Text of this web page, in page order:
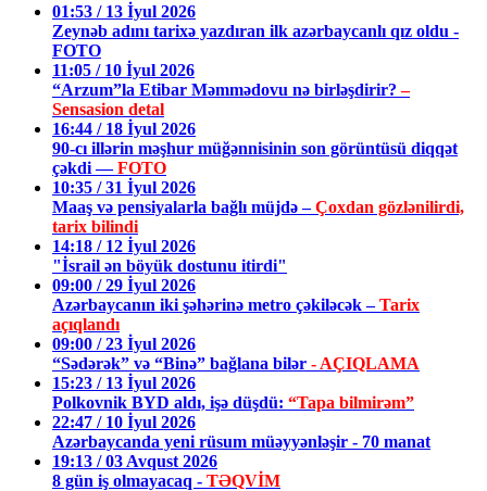
01:53 / 13 İyul 2026
Zeynəb adını tarixə yazdıran ilk azərbaycanlı qız oldu -
FOTO
11:05 / 10 İyul 2026
“Arzum”la Etibar Məmmədovu nə birləşdirir?–
Sensasion detal
16:44 / 18 İyul 2026
90-cı illərin məşhur müğənnisinin son görüntüsü diqqət
çəkdi —FOTO
10:35 / 31 İyul 2026
Maaş və pensiyalarla bağlı müjdə –Çoxdan gözlənilirdi,
tarix bilindi
14:18 / 12 İyul 2026
"İsrail ən böyük dostunu itirdi"
09:00 / 29 İyul 2026
Azərbaycanın iki şəhərinə metro çəkiləcək –Tarix
açıqlandı
09:00 / 23 İyul 2026
“Sədərək” və “Binə” bağlana bilər - AÇIQLAMA
15:23 / 13 İyul 2026
Polkovnik BYD aldı, işə düşdü: “Tapa bilmirəm”
22:47 / 10 İyul 2026
Azərbaycanda yeni rüsum müəyyənləşir - 70 manat
19:13 / 03 Avqust 2026
8 gün iş olmayacaq - TƏQVİM